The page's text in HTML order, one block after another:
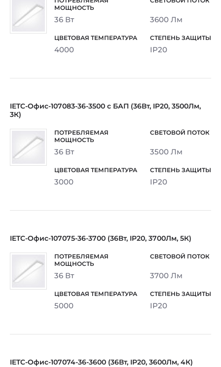
36 Вт 3600 Лм
4000 IP20
IETC-Офис-107083-36-3500 с БАП (36Вт, IP20, 3500Лм,
3К)
36 Вт 3500 Лм
3000 IP20
IETC-Офис-107075-36-3700 (36Вт, IP20, 3700Лм, 5К)
36 Вт 3700 Лм
5000 IP20
IETC-Офис-107074-36-3600 (36Вт, IP20, 3600Лм, 4К)